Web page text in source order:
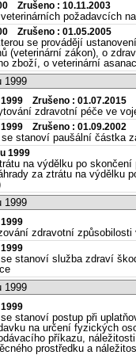
Zrušeno : 10.11.2003
požadavcích
Zrušeno : 01.05.2005
se provádějí
(veterinární zákon), o
zboží, o veterinární
1999
Zrušeno : 01.07.2015
zdravotní péče ve
Zrušeno : 01.09.2002
stanoví paušální částka
1999
na výdělku po
za ztrátu na výdělku
1999
zdravotní způsobilosti
stanoví služba zdraví
1999
stanoví postup při
na určení fyzických
příkazu,
prostředku a